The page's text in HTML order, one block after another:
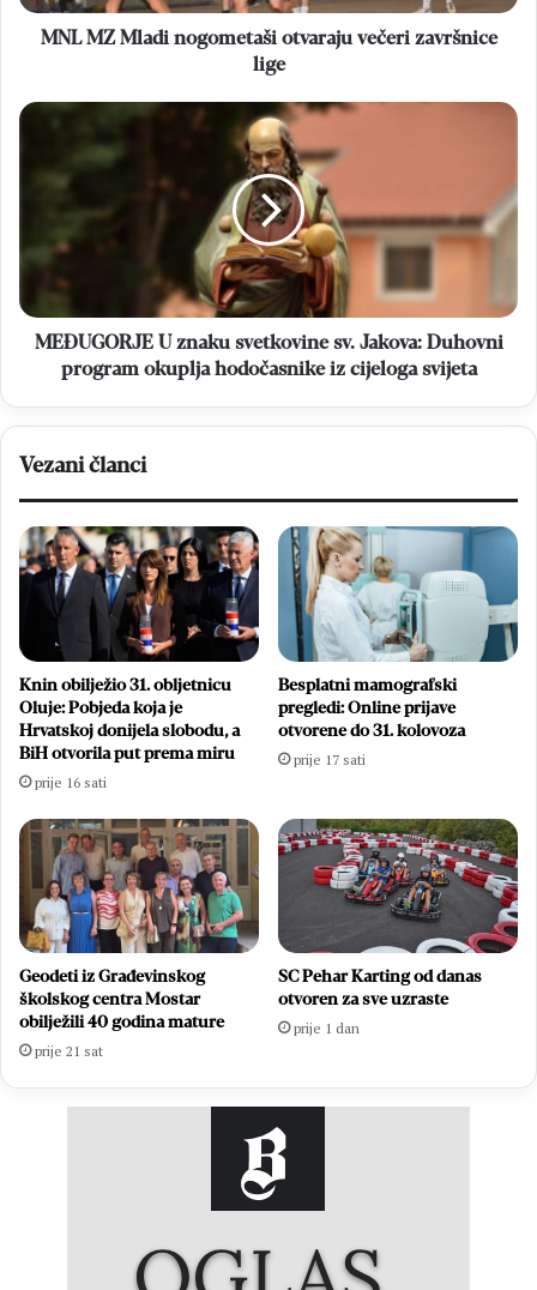
MNL MZ Mladi nogometaši otvaraju večeri završnice
lige
MEĐUGORJE
svetkovine
Jakova:
Duhovni
program
okuplja
hodočasnike
MEĐUGORJE U znaku svetkovine sv. Jakova: Duhovni
program okuplja hodočasnike iz cijeloga svijeta
Vezani članci
Knin obilježio 31. obljetnicu
Oluje: Pobjeda koja je
Hrvatskoj donijela slobodu, a
BiH otvorila put prema miru
prije 16 sati
Besplatni mamografski
pregledi: Online prijave
otvorene do 31. kolovoza
prije 17 sati
Geodeti iz Građevinskog
školskog centra Mostar
obilježili 40 godina mature
prije 21 sat
SC Pehar Karting od danas
otvoren za sve uzraste
prije 1 dan